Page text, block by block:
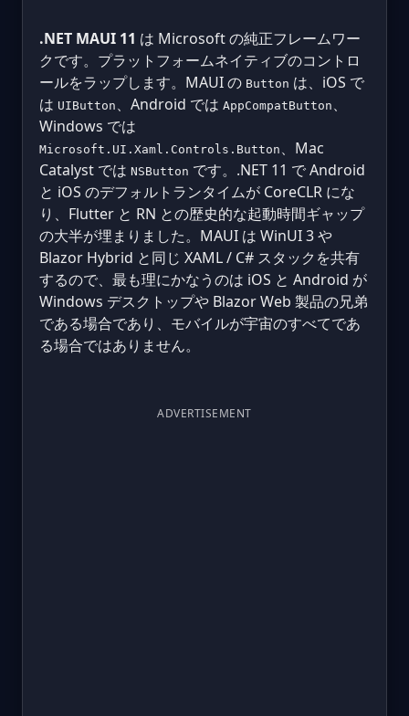
.NET MAUI 11 は Microsoft の純正フレームワー
クです。プラットフォームネイティブのコントロ
ールをラップします。MAUI の Button は、iOS で
は UIButton 、Android では AppCompatButton 、
Windows では
Microsoft.UI.Xaml.Controls.Button 、Mac
Catalyst では NSButton です。.NET 11 で Android
と iOS のデフォルトランタイムが CoreCLR にな
り、Flutter と RN との歴史的な起動時間ギャップ
の大半が埋まりました。MAUI は WinUI 3 や
Blazor Hybrid と同じ XAML / C# スタックを共有
するので、最も理にかなうのは iOS と Android が
Windows デスクトップや Blazor Web 製品の兄弟
である場合であり、モバイルが宇宙のすべてであ
る場合ではありません。
ADVERTISEMENT